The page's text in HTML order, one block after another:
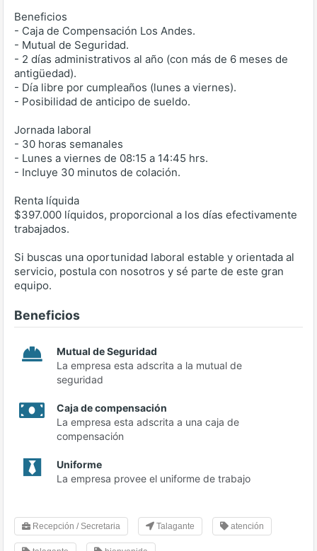
Beneficios
- Caja de Compensación Los Andes.
- Mutual de Seguridad.
- 2 días administrativos al año (con más de 6 meses de
antigüedad).
- Día libre por cumpleaños (lunes a viernes).
- Posibilidad de anticipo de sueldo.
Jornada laboral
- 30 horas semanales
- Lunes a viernes de 08:15 a 14:45 hrs.
- Incluye 30 minutos de colación.
Renta líquida
$397.000 líquidos, proporcional a los días efectivamente
trabajados.
Si buscas una oportunidad laboral estable y orientada al
servicio, postula con nosotros y sé parte de este gran
equipo.
Beneficios
Mutual de Seguridad
La empresa esta adscrita a la mutual de
seguridad
Caja de compensación
La empresa esta adscrita a una caja de
compensación
Uniforme
La empresa provee el uniforme de trabajo
Recepción / Secretaria Talagante atención